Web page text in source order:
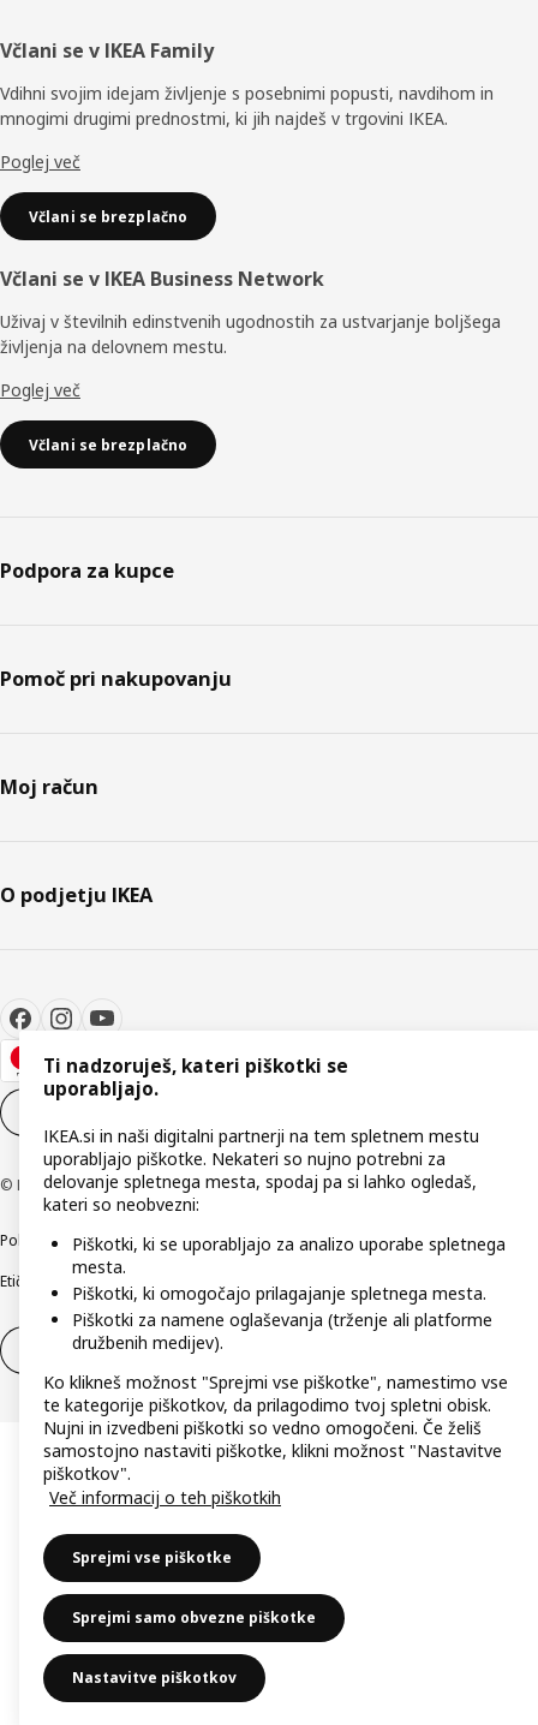
Noga
Včlani se v IKEA Family
Vdihni svojim idejam življenje s posebnimi popusti, navdihom in
mnogimi drugimi prednostmi, ki jih najdeš v trgovini IKEA.
Poglej več
Včlani se brezplačno
Včlani se v IKEA Business Network
Uživaj v številnih edinstvenih ugodnostih za ustvarjanje boljšega
življenja na delovnem mestu.
Poglej več
Včlani se brezplačno
Podpora za kupce
Pomoč pri nakupovanju
Moj račun
O podjetju IKEA
© Inter IKEA Systems B.V. 1999–2026
Politika zasebnostiPravilnik o piškotkihPogoji poslovanjaPodatki o podjetju
Etično odkrivanje varnostnih pomanjkljivosti
Odstop od pogodbe
Ti nadzoruješ, kateri piškotki se
uporabljajo.
IKEA.si in naši digitalni partnerji na tem spletnem mestu
uporabljajo piškotke. Nekateri so nujno potrebni za
delovanje spletnega mesta, spodaj pa si lahko ogledaš,
kateri so neobvezni:
Piškotki, ki se uporabljajo za analizo uporabe spletnega
mesta.
Piškotki, ki omogočajo prilagajanje spletnega mesta.
Piškotki za namene oglaševanja (trženje ali platforme
družbenih medijev).
Ko klikneš možnost "Sprejmi vse piškotke", namestimo vse
te kategorije piškotkov, da prilagodimo tvoj spletni obisk.
Nujni in izvedbeni piškotki so vedno omogočeni. Če želiš
samostojno nastaviti piškotke, klikni možnost "Nastavitve
piškotkov".
Več informacij o teh piškotkih
Sprejmi vse piškotke
Sprejmi samo obvezne piškotke
Nastavitve piškotkov